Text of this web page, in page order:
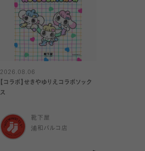
2026.08.06
【コラボ】せきやゆりえコラボソック
ス
靴下屋
浦和パルコ店